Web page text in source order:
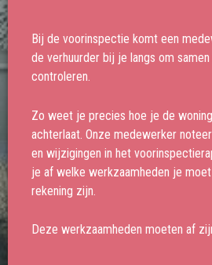
Bij de voorinspectie komt een
de verhuurder bij je langs om
controleren.
Zo weet je precies hoe je de
achterlaat. Onze medewerker
en wijzigingen in het
je af welke werkzaamheden je
rekening zijn.
Deze werkzaamheden moeten af